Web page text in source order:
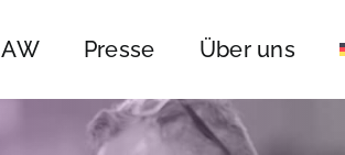
Presse Über uns